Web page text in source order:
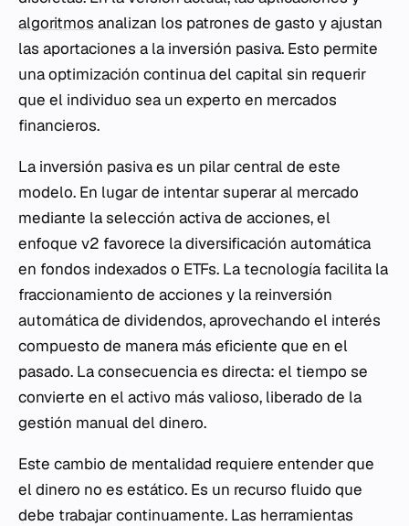
algoritmos analizan los patrones de gasto y ajustan
las aportaciones a la inversión pasiva. Esto permite
una optimización continua del capital sin requerir
que el individuo sea un experto en mercados
financieros.
La inversión pasiva es un pilar central de este
modelo. En lugar de intentar superar al mercado
mediante la selección activa de acciones, el
enfoque v2 favorece la diversificación automática
en fondos indexados o ETFs. La tecnología facilita la
fraccionamiento de acciones y la reinversión
automática de dividendos, aprovechando el interés
compuesto de manera más eficiente que en el
pasado. La consecuencia es directa: el tiempo se
convierte en el activo más valioso, liberado de la
gestión manual del dinero.
Este cambio de mentalidad requiere entender que
el dinero no es estático. Es un recurso fluido que
debe trabajar continuamente. Las herramientas